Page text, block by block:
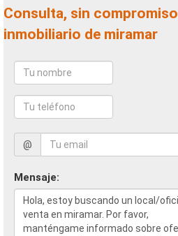
Consulta, sin compromiso, a un agente
inmobiliario de miramar
@
Mensaje: